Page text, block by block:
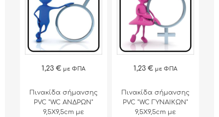
1,23 € με ΦΠΑ
Πινακίδα σήμανσης
PVC "WC ΑΝΔΡΩΝ"
9,5Χ9,5cm με
1,23 € με ΦΠΑ
Πινακίδα σήμανσης
PVC "WC ΓΥΝΑΙΚΩΝ"
9,5Χ9,5cm με